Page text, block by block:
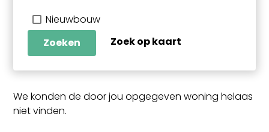
Nieuwbouw
Zoeken
Zoek op kaart
We konden de door jou opgegeven woning helaas
niet vinden.